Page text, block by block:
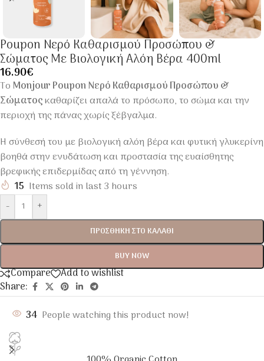
Poupon Νερό Καθαρισμού Προσώπου &
Σώματος Με Βιολογική Αλόη Βέρα 400ml
16.90€
Το Monjour Poupon Νερό Καθαρισμού Προσώπου &
Σώματοςκαθαρίζει απαλά το πρόσωπο, το σώμα και την
περιοχή της πάνας χωρίς ξέβγαλμα.
Η σύνθεσή του με βιολογική αλόη βέρα και φυτική γλυκερίνη
βοηθά στην ενυδάτωση και προστασία της ευαίσθητης
βρεφικής επιδερμίδας από τη γέννηση.
15 Items sold in last 3 hours
-
+
ΠΡΟΣΘΉΚΗ ΣΤΟ ΚΑΛΆΘΙ
BUY NOW
Compare
Add to wishlist
Share:
34 People watching this product now!